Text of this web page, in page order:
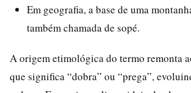
Em geografia, a base de uma
também chamada de sopé.
A origem etimológica do termo remonta
que significa “dobra” ou “prega”,